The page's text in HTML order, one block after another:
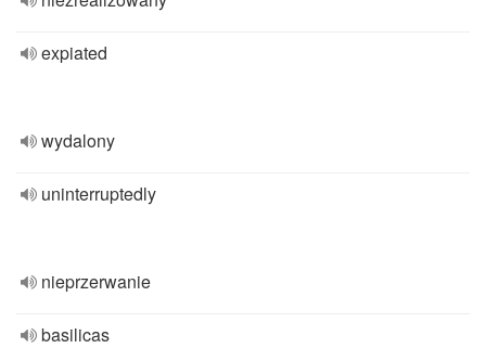
expiated
wydalony
uninterruptedly
nieprzerwanie
basilicas